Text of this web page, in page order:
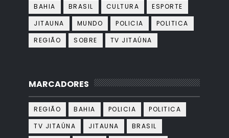
BAHIA BRASIL CULTURA
ESPORTE
JITAUNA
MUNDO POLICIA
POLITICA
REGIÃO
SOBRE TV JITAÚNA
MARCADORES
REGIÃO BAHIA POLICIA
POLITICA
TV JITAÚNA
JITAUNA
BRASIL